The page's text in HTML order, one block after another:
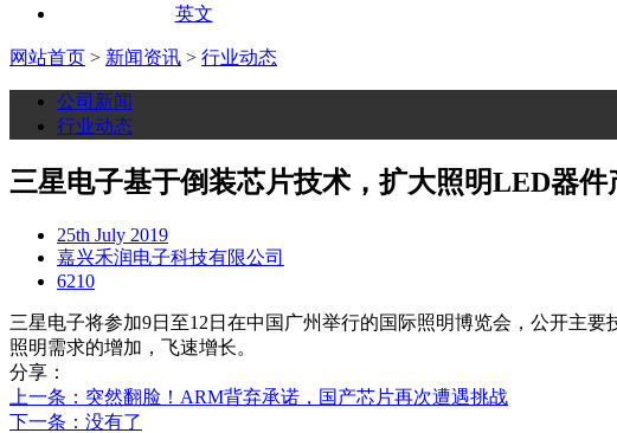
英文
网站首页 > 新闻资讯 > 行业动态
公司新闻
行业动态
三星电子基于倒装芯片技术，扩大照明LED器件
25th July 2019
嘉兴禾润电子科技有限公司
6210
三星电子将参加9日至12日在中国广州举行的国际照明博览会，公开主
照明需求的增加，飞速增长。
分享：
上一条：突然翻脸！ARM背弃承诺，国产芯片再次遭遇挑战
下一条：没有了